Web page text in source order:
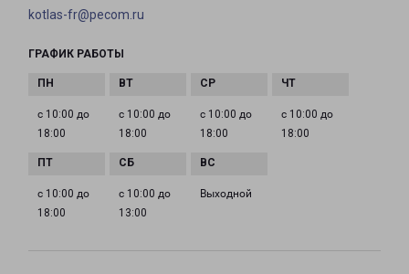
kotlas-fr@pecom.ru
ГРАФИК РАБОТЫ
с 10:00 до
18:00
с 10:00 до
18:00
с 10:00 до
18:00
с 10:00 до
18:00
с 10:00 до
18:00
с 10:00 до
13:00
Выходной